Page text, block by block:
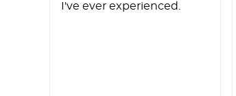
I've ever experienced.